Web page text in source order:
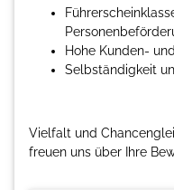
Hohe Kunden-
Selbständigkeit
Vielfalt und
freuen uns über Ihre